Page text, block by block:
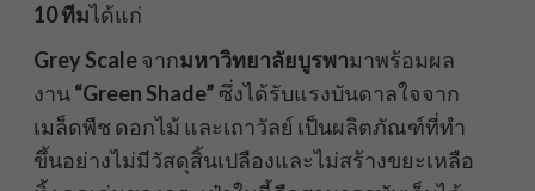
10 ทีมได้แก่
Grey Scaleจากมหาวิทยาลัยบูรพามาพร้อมผล
งาน“Green Shade”ซึ่งได้รับแรงบันดาลใจจาก
เมล็ดพืช ดอกไม้ และเถาวัลย์ เป็นผลิตภัณฑ์ที่ทำ
ขึ้นอย่างไม่มีวัสดุสิ้นเปลืองและไม่สร้างขยะเหลือ